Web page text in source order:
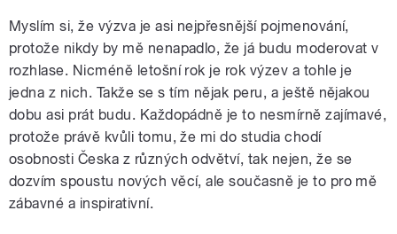
Myslím si, že výzva je asi nejpřesnější pojmenování,
protože nikdy by mě nenapadlo, že já budu moderovat v
rozhlase. Nicméně letošní rok je rok výzev a tohle je
jedna z nich. Takže se s tím nějak peru, a ještě nějakou
dobu asi prát budu. Každopádně je to nesmírně zajímavé,
protože právě kvůli tomu, že mi do studia chodí
osobnosti Česka z různých odvětví, tak nejen, že se
dozvím spoustu nových věcí, ale současně je to pro mě
zábavné a inspirativní.